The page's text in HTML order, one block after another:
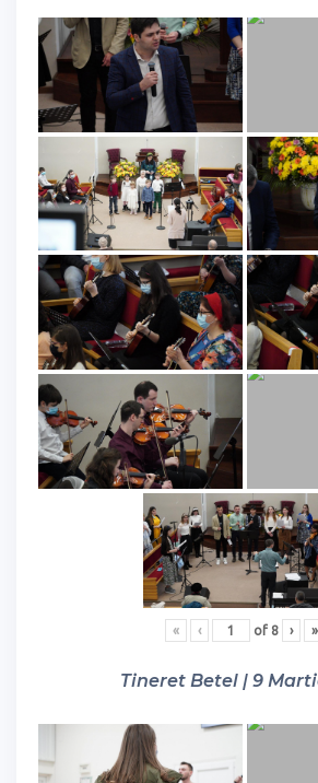
« ‹ of 8 › »
Tineret Betel | 9